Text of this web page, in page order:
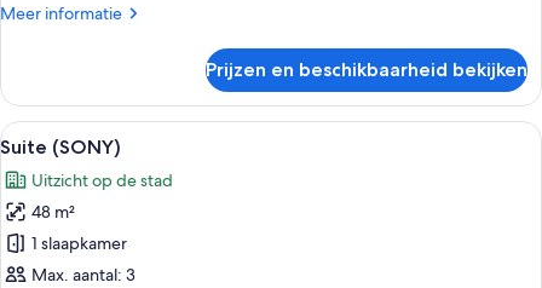
Meer informatie
Meer
kamer
Prijzen en beschikbaarheid bekijken
Alle
foto's
voor
Suite
(SONY)
laden
Een hotelkamer met een grote
9
Suite (SONY)
Uitzicht op de stad
48 m²
1 slaapkamer
Max. aantal: 3